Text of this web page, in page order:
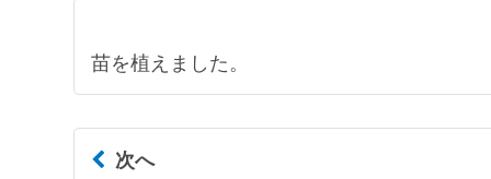
苗を植えました。
次へ